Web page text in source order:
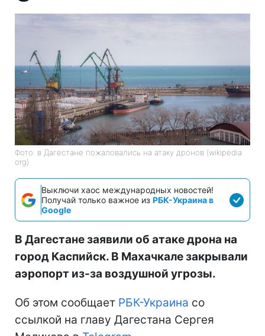
Фото: в Дагестане пожаловались на атаку дронов (wikipedia
org)
Выключи хаос международных новостей!
Получай только важное из РБК-Украина в
Google
В Дагестане заявили об атаке дрона на
город Каспийск. В Махачкале закрывали
аэропорт из-за воздушной угрозы.
Об этом сообщает РБК-Украина со
ссылкой на главу Дагестана Сергея